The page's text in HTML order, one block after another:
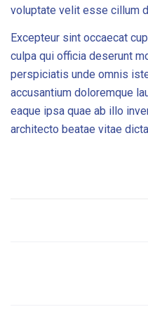
voluptate velit esse cillum
Excepteur sint occaecat
culpa qui officia deserunt
perspiciatis unde omnis
accusantium doloremque
eaque ipsa quae ab illo
architecto beatae vitae